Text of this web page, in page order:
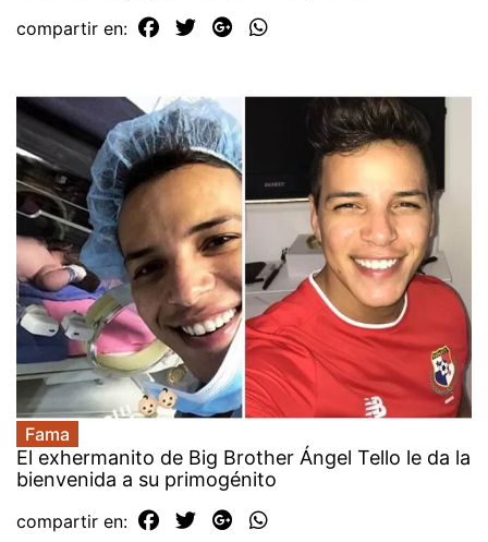
compartir en:
Fama
El exhermanito de Big Brother Ángel Tello le da la
bienvenida a su primogénito
compartir en: